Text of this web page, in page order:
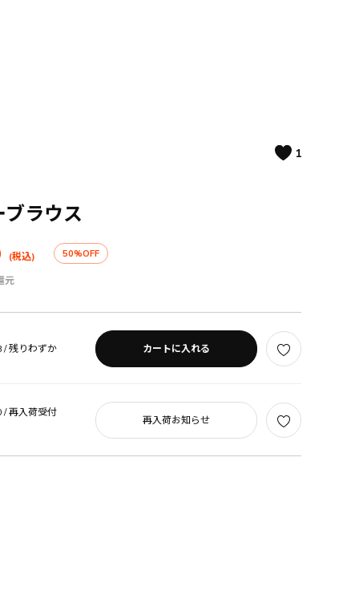
1
ラウス
(税込) 50%OFF
元
/残りわずか カートに入れる
/再入荷受付
再入荷お知らせ